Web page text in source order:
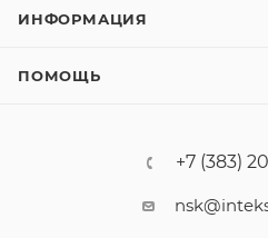
ИНФОРМАЦИЯ
ПОМОЩЬ
+7 (383)